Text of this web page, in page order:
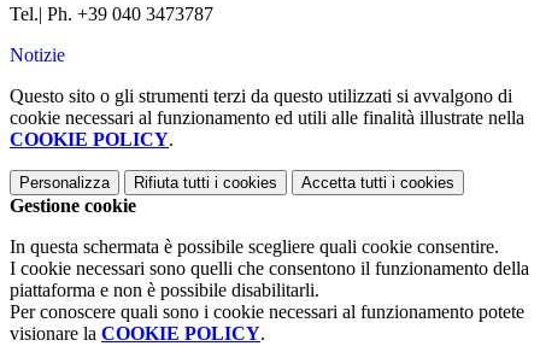
Tel.| Ph. +39 040 3473787
Notizie
Questo sito o gli strumenti terzi da questo utilizzati si avvalgono di
cookie necessari al funzionamento ed utili alle finalità illustrate nella
COOKIE POLICY.
Personalizza Rifiuta tutti i cookies Accetta tutti i cookies
Gestione cookie
In questa schermata è possibile scegliere quali cookie consentire.
I cookie necessari sono quelli che consentono il funzionamento della
piattaforma e non è possibile disabilitarli.
Per conoscere quali sono i cookie necessari al funzionamento potete
visionare la COOKIE POLICY.